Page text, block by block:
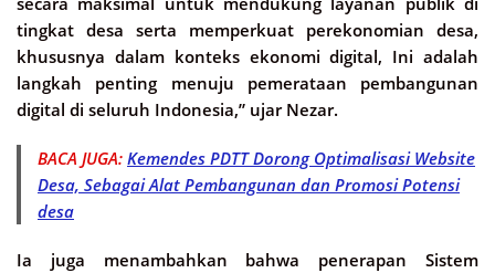
tingkat desa serta memperkuat perekonomian desa,
khususnya dalam konteks ekonomi digital, Ini adalah
langkah penting menuju pemerataan pembangunan
digital di seluruh Indonesia,” ujar Nezar.
BACA JUGA: Kemendes PDTT Dorong Optimalisasi Website
Desa, Sebagai Alat Pembangunan dan Promosi Potensi
desa
Ia juga menambahkan bahwa penerapan Sistem